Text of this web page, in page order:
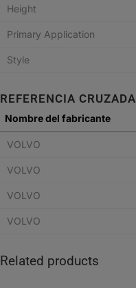
Height
Primary Application
Style
REFERENCIA CRUZADA
Nombre del fabricante
VOLVO
VOLVO
VOLVO
VOLVO
Related products